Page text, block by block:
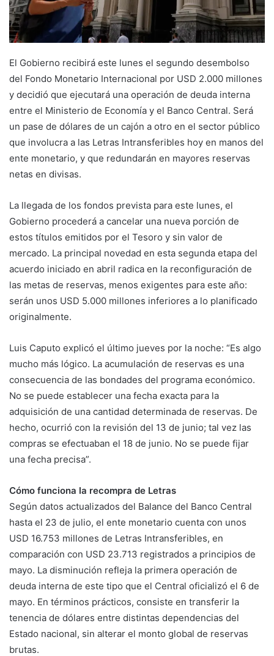
El Gobierno recibirá este lunes el segundo desembolso
del Fondo Monetario Internacional por USD 2.000 millones
y decidió que ejecutará una operación de deuda interna
entre el Ministerio de Economía y el Banco Central. Será
un pase de dólares de un cajón a otro en el sector público
que involucra a las Letras Intransferibles hoy en manos del
ente monetario, y que redundarán en mayores reservas
netas en divisas.
La llegada de los fondos prevista para este lunes, el
Gobierno procederá a cancelar una nueva porción de
estos títulos emitidos por el Tesoro y sin valor de
mercado. La principal novedad en esta segunda etapa del
acuerdo iniciado en abril radica en la reconfiguración de
las metas de reservas, menos exigentes para este año:
serán unos USD 5.000 millones inferiores a lo planificado
originalmente.
Luis Caputo explicó el último jueves por la noche: “Es algo
mucho más lógico. La acumulación de reservas es una
consecuencia de las bondades del programa económico.
No se puede establecer una fecha exacta para la
adquisición de una cantidad determinada de reservas. De
hecho, ocurrió con la revisión del 13 de junio; tal vez las
compras se efectuaban el 18 de junio. No se puede fijar
una fecha precisa”.
Cómo funciona la recompra de Letras
Según datos actualizados del Balance del Banco Central
hasta el 23 de julio, el ente monetario cuenta con unos
USD 16.753 millones de Letras Intransferibles, en
comparación con USD 23.713 registrados a principios de
mayo. La disminución refleja la primera operación de
deuda interna de este tipo que el Central oficializó el 6 de
mayo. En términos prácticos, consiste en transferir la
tenencia de dólares entre distintas dependencias del
Estado nacional, sin alterar el monto global de reservas
brutas.